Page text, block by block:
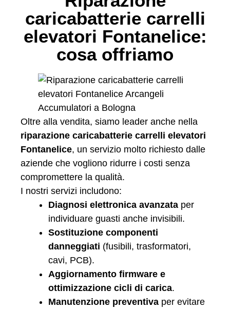
caricabatterie carrelli
elevatori Fontanelice:
cosa offriamo
Oltre alla vendita, siamo leader anche nella
riparazione caricabatterie carrelli elevatori
Fontanelice, un servizio molto richiesto dalle
aziende che vogliono ridurre i costi senza
compromettere la qualità.
I nostri servizi includono:
Diagnosi elettronica avanzata per
individuare guasti anche invisibili.
Sostituzione componenti
danneggiati (fusibili, trasformatori,
cavi, PCB).
Aggiornamento firmware e
ottimizzazione cicli di carica.
Manutenzione preventiva per evitare